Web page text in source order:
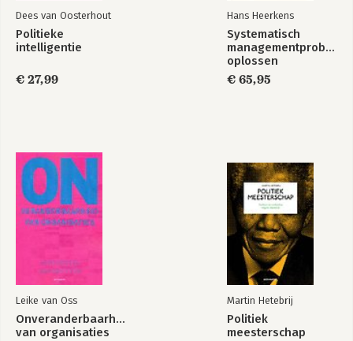
Dees van Oosterhout
Politieke
intelligentie
€ 27,99
Hans Heerkens
Systematisch
oplossen
€ 65,95
Leike van Oss
Onveranderbaarheid
van organisaties
Martin Hetebrij
Politiek
meesterschap